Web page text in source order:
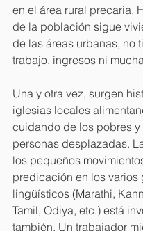
en el área rural precaria.
de la población sigue
de las áreas urbanas, no
trabajo, ingresos ni
Una y otra vez, surgen
iglesias locales
cuidando de los pobres y
personas desplazadas.
los pequeños
predicación en los varios
lingüísticos (Marathi,
Tamil, Odiya, etc.) está
también. Un trabajador